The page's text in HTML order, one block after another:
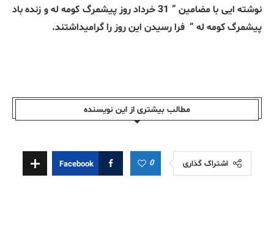
نوشته ایی با مضامین ” 31 خرداد روز پیشمرگ کومه له و زنده باد
پیشمرگ کومه له “ فرا رسیدن این روز را گرامیداشتند.
مطالب بیشتری از این نویسندە
اشتراک گذاری 0
Facebook